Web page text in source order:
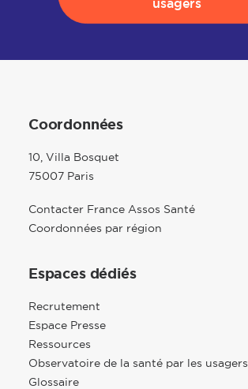
usagers
Coordonnées
10, Villa Bosquet
75007 Paris
Contacter France Assos Santé
Coordonnées par région
Espaces dédiés
Recrutement
Espace Presse
Ressources
Observatoire de la santé par les usagers
Glossaire